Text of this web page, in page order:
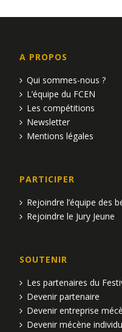
A PROPOS
Qui sommes-nous ?
L’équipe du FCEN
Les compétitions
Newsletter
Mentions légales
PARTICIPER
Rejoindre l’équipe des
Rejoindre le Jury Jeune
SOUTENIR
Les partenaires du
Devenir partenaire
Devenir entreprise
Devenir mécène